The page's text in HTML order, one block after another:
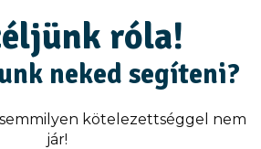
róla!
neked segíteni?
kötelezettséggel nem
jár!